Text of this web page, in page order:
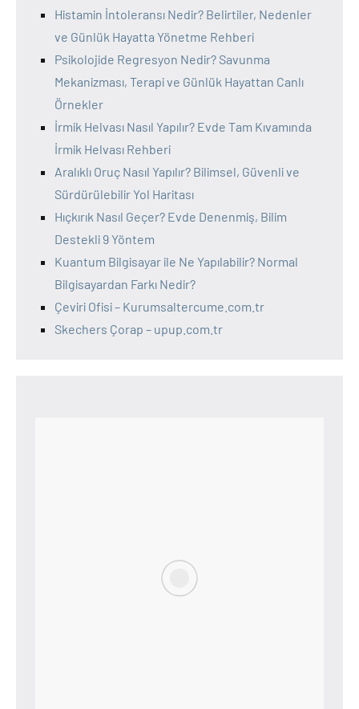
Histamin İntoleransı Nedir? Belirtiler, Nedenler
ve Günlük Hayatta Yönetme Rehberi
Psikolojide Regresyon Nedir? Savunma
Mekanizması, Terapi ve Günlük Hayattan Canlı
Örnekler
İrmik Helvası Nasıl Yapılır? Evde Tam Kıvamında
İrmik Helvası Rehberi
Aralıklı Oruç Nasıl Yapılır? Bilimsel, Güvenli ve
Sürdürülebilir Yol Haritası
Hıçkırık Nasıl Geçer? Evde Denenmiş, Bilim
Destekli 9 Yöntem
Kuantum Bilgisayar ile Ne Yapılabilir? Normal
Bilgisayardan Farkı Nedir?
Çeviri Ofisi – Kurumsaltercume.com.tr
Skechers Çorap – upup.com.tr